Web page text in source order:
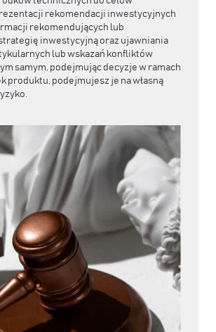
rekomendacji inwestycyjnych
rekomendujących lub
inwestycyjną oraz ujawniania
lub wskazań konfliktów
samym, podejmując decyzje w ramach
produktu, podejmujesz je na własną